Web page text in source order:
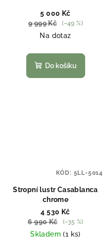
5 000 Kč
9 999 Kč
(–49 %)
Na dotaz
Do košíku
Stropní lustr Casablanca
chrome
4 530 Kč
6 990 Kč
(–35 %)
Skladem(1 ks)
KÓD: 5LL-5014